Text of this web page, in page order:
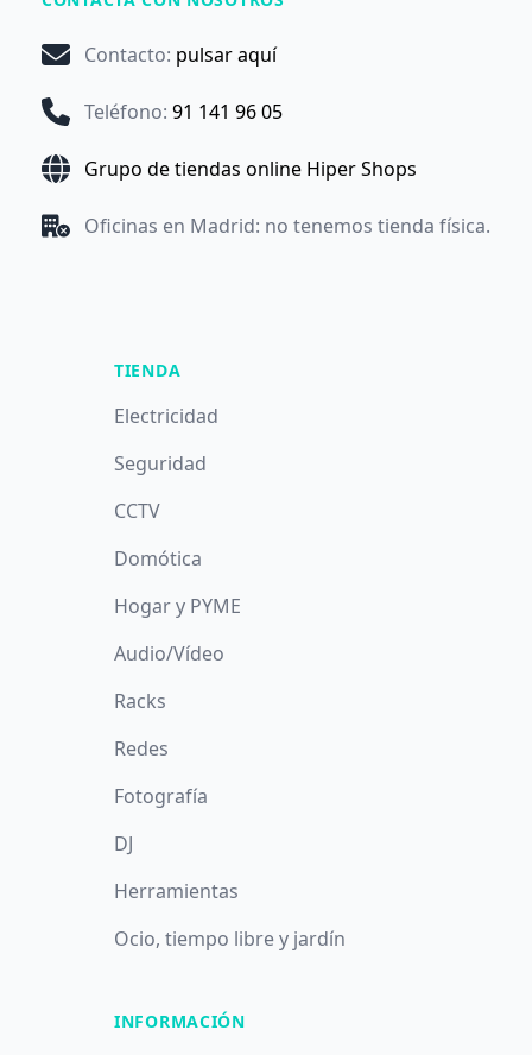
Contacto: pulsar aquí
Teléfono: 91 141 96 05
Grupo de tiendas online Hiper Shops
Oficinas en Madrid: no tenemos tienda física.
TIENDA
Electricidad
Seguridad
CCTV
Domótica
Hogar y PYME
Audio/Vídeo
Racks
Redes
Fotografía
DJ
Herramientas
Ocio, tiempo libre y jardín
INFORMACIÓN